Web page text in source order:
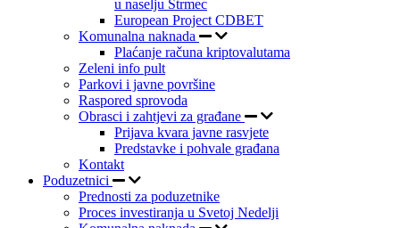
u naselju Strmec
European Project CDBET
Komunalna naknada
Plaćanje računa kriptovalutama
Zeleni info pult
Parkovi i javne površine
Raspored sprovoda
Obrasci i zahtjevi za građane
Prijava kvara javne rasvjete
Predstavke i pohvale građana
Kontakt
Poduzetnici
Prednosti za poduzetnike
Proces investiranja u Svetoj Nedelji